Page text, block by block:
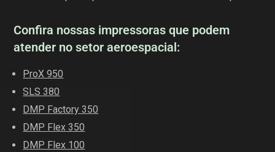
Confira nossas impressoras que podem
atender no setor aeroespacial:
ProX 950
SLS 380
DMP Factory 350
DMP Flex 350
DMP Flex 100